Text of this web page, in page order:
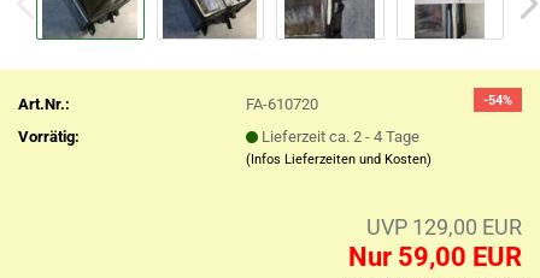
-54%
Art.Nr.:
FA-610720
Vorrätig:
Lieferzeit ca. 2 - 4 Tage
(Infos Lieferzeiten und Kosten)
UVP 129,00 EUR
Nur 59,00 EUR